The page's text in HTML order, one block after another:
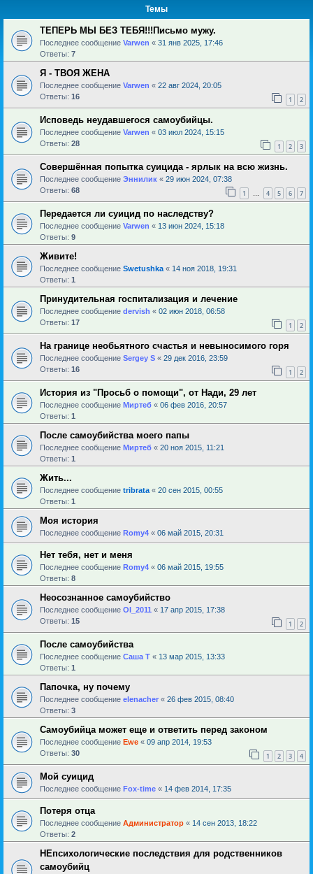
Темы
ТЕПЕРЬ МЫ БЕЗ ТЕБЯ!!!Письмо мужу.
Последнее сообщение Varwen « 31 янв 2025, 17:46
Ответы: 7
Я - ТВОЯ ЖЕНА
Последнее сообщение Varwen « 22 авг 2024, 20:05
Ответы: 16 1 2
Исповедь неудавшегося самоубийцы.
Последнее сообщение Varwen « 03 июл 2024, 15:15
Ответы: 28 1 2 3
Совершённая попытка суицида - ярлык на всю жизнь.
Последнее сообщение Эннилик « 29 июн 2024, 07:38
Ответы: 68 1 … 4 5 6 7
Передается ли суицид по наследству?
Последнее сообщение Varwen « 13 июн 2024, 15:18
Ответы: 9
Живите!
Последнее сообщение Swetushka « 14 ноя 2018, 19:31
Ответы: 1
Принудительная госпитализация и лечение
Последнее сообщение dervish « 02 июн 2018, 06:58
Ответы: 17 1 2
На границе необьятного счастья и невыносимого горя
Последнее сообщение Sergey S « 29 дек 2016, 23:59
Ответы: 16 1 2
История из "Просьб о помощи", от Нади, 29 лет
Последнее сообщение Миртеб « 06 фев 2016, 20:57
Ответы: 1
После самоубийства моего папы
Последнее сообщение Миртеб « 20 ноя 2015, 11:21
Ответы: 1
Жить...
Последнее сообщение tribrata « 20 сен 2015, 00:55
Ответы: 1
Моя история
Последнее сообщение Romy4 « 06 май 2015, 20:31
Нет тебя, нет и меня
Последнее сообщение Romy4 « 06 май 2015, 19:55
Ответы: 8
Неосознанное самоубийство
Последнее сообщение Ol_2011 « 17 апр 2015, 17:38
Ответы: 15 1 2
После самоубийства
Последнее сообщение Саша Т « 13 мар 2015, 13:33
Ответы: 1
Папочка, ну почему
Последнее сообщение elenacher « 26 фев 2015, 08:40
Ответы: 3
Самоубийца может еще и ответить перед законом
Последнее сообщение Ewe « 09 апр 2014, 19:53
Ответы: 30 1 2 3 4
Мой суицид
Последнее сообщение Fox-time « 14 фев 2014, 17:35
Потеря отца
Последнее сообщение Администратор « 14 сен 2013, 18:22
Ответы: 2
НЕпсихологические последствия для родственников
самоубийц